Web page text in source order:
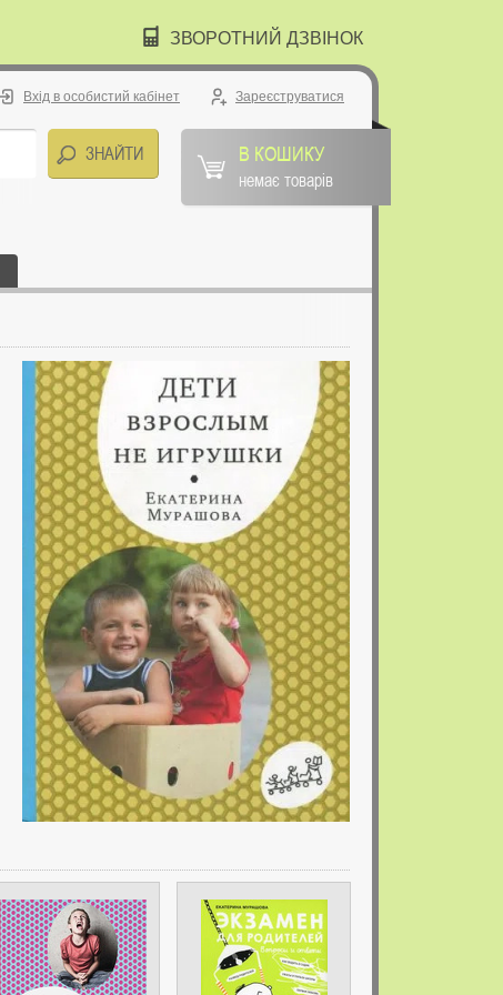
ЗВОРОТНИЙ ДЗВІНОК
Вхід в особистий кабінет Зареєструватися
В КОШИКУ
немає товарів